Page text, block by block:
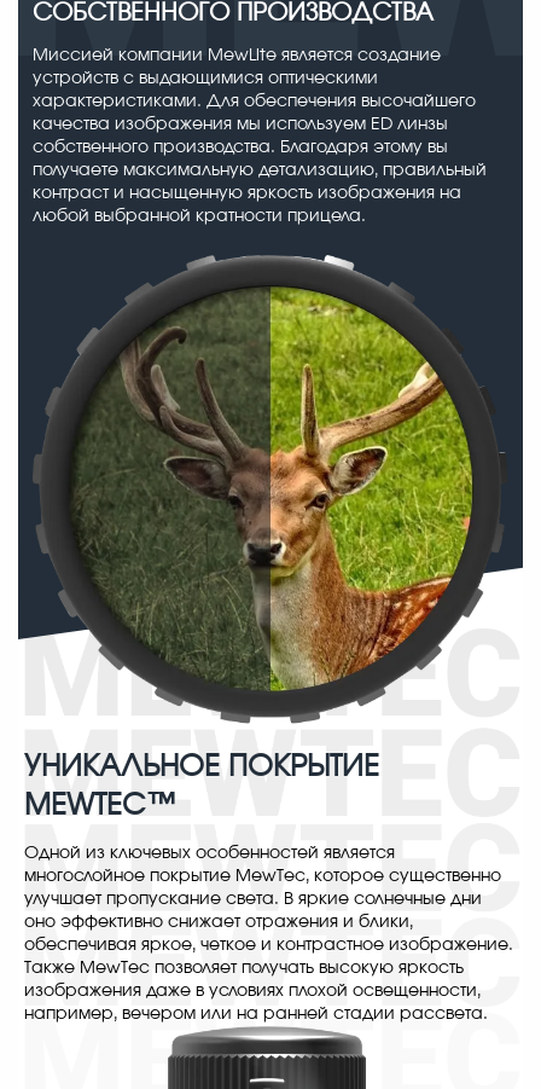
СОБСТВЕННОГО ПРОИЗВОДСТВА
Миссией компании MewLite является создание
устройств с выдающимися оптическими
характеристиками. Для обеспечения высочайшего
качества изображения мы используем ED линзы
собственного производства. Благодаря этому вы
получаете максимальную детализацию, правильный
контраст и насыщенную яркость изображения на
любой выбранной кратности прицела.
УНИКАЛЬНОЕ ПОКРЫТИЕ
MEWTEC™
Одной из ключевых особенностей является
многослойное покрытие MewTec, которое существенно
улучшает пропускание света. В яркие солнечные дни
оно эффективно снижает отражения и блики,
обеспечивая яркое, четкое и контрастное изображение.
Также MewTec позволяет получать высокую яркость
изображения даже в условиях плохой освещенности,
например, вечером или на ранней стадии рассвета.